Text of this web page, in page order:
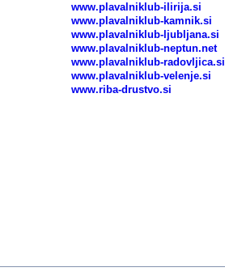
www.plavalniklub-ilirija.si
www.plavalniklub-kamnik.si
www.plavalniklub-ljubljana.si
www.plavalniklub-neptun.net
www.plavalniklub-radovljica.si
www.plavalniklub-velenje.si
www.riba-drustvo.si